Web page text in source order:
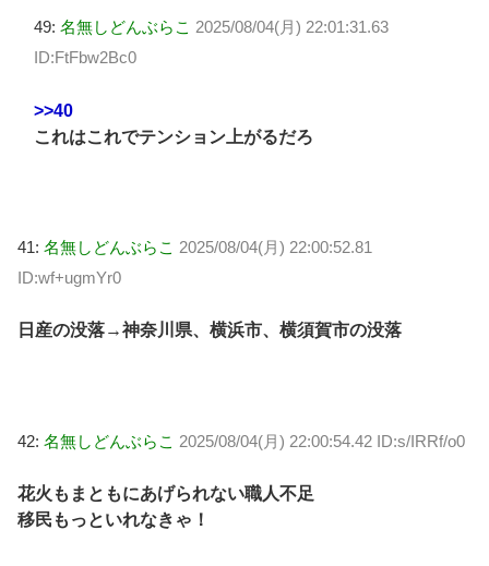
49: 名無しどんぶらこ 2025/08/04(月) 22:01:31.63
ID:FtFbw2Bc0
>>40
これはこれでテンション上がるだろ
41: 名無しどんぶらこ 2025/08/04(月) 22:00:52.81
ID:wf+ugmYr0
日産の没落→神奈川県、横浜市、横須賀市の没落
42: 名無しどんぶらこ 2025/08/04(月) 22:00:54.42 ID:s/IRRf/o0
花火もまともにあげられない職人不足
移民もっといれなきゃ！